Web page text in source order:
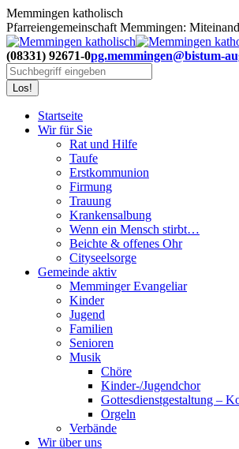
Zum
Inhalt
springen
Memmingen katholisch
Pfarreiengemeinschaft Memmingen:
(08331) 92671-0pg.memmingen@bistum-
Search:
Startseite
Wir für Sie
Rat und Hilfe
Taufe
Erstkommunion
Firmung
Trauung
Krankensalbung
Wenn ein Mensch stirbt…
Beichte & offenes Ohr
Cityseelsorge
Gemeinde aktiv
Memminger Evangeliar
Kinder
Jugend
Familien
Senioren
Musik
Chöre
Kinder-/Jugendchor
Gottesdienstgestaltung –
Orgeln
Verbände
Wir über uns